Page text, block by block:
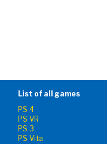
List of all games
PS 4
PS VR
PS 3
PS Vita